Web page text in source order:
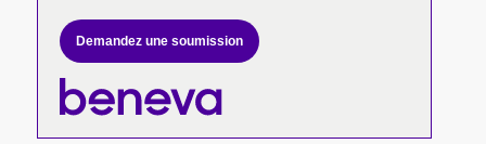
Demandez une soumission